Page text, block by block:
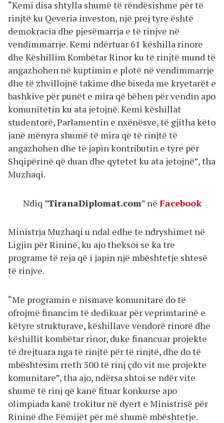
“Kemi disa shtylla shumë të rëndësishme për të
rinjtë ku Qeveria investon, një prej tyre është
demokracia dhe pjesëmarrja e të rinjve në
vendimmarrje. Kemi ndërtuar 61 këshilla rinore
dhe Këshillim Kombëtar Rinor ku të rinjtë mund të
angazhohen në kuptimin e plotë në vendimmarrje
dhe të zhvillojnë takime dhe biseda me kryetarët e
bashkive për punët e mira që bëhen për vendin apo
komunitetin ku ata jetojnë. Kemi këshillat
studentorë, Parlamentin e nxënësve, të gjitha këto
janë mënyra shumë të mira që të rinjtë të
angazhohen dhe të japin kontributin e tyre për
Shqipërinë që duan dhe qytetet ku ata jetojnë”, tha
Muzhaqi.
Ndiq "TiranaDiplomat.com" në Facebook
Ministrja Muzhaqi u ndal edhe te ndryshimet në
Ligjin për Rininë, ku ajo theksoi se ka tre
programe të reja që i japin një mbështetje shtesë
të rinjve.
“Me programin e nismave komunitare do të
ofrojmë financim të dedikuar për veprimtarinë e
këtyre strukturave, këshillave vendorë rinorë dhe
këshillit kombëtar rinor, duke financuar projekte
të drejtuara nga të rinjtë për të rinjtë, dhe do të
mbështesim rreth 500 të rinj çdo vit me projekte
komunitare”, tha ajo, ndërsa shtoi se ndër vite
shumë të rinj që kanë fituar konkurse apo
olimpiada kanë trokitur në dyert e Ministrisë për
Rininë dhe Fëmijët për më shumë mbështetje.